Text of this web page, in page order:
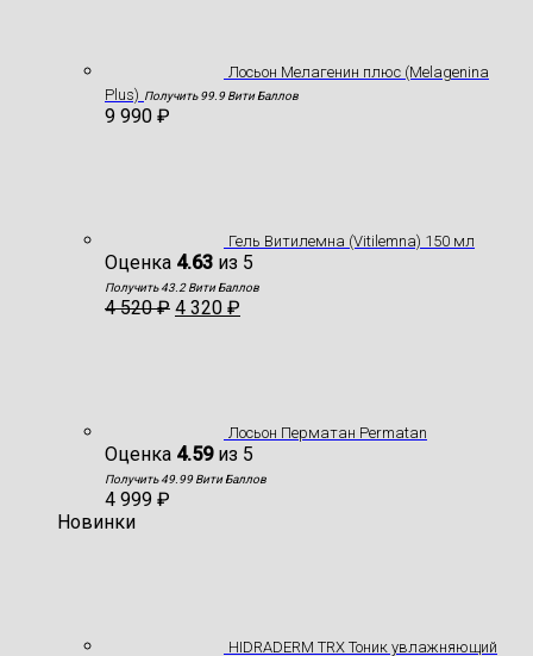
Лосьон Мелагенин плюс (Melagenina
Plus) Получить 99.9 Вити Баллов
9 990 ₽
Гель Витилемна (Vitilemna) 150 мл
Оценка 4.63 из 5
Получить 43.2 Вити Баллов
4 520₽ 4 320 ₽
Лосьон Перматан Permatan
Оценка 4.59из 5
Получить 49.99 Вити Баллов
4 999 ₽
Новинки
HIDRADERM TRX Тоник увлажняющий